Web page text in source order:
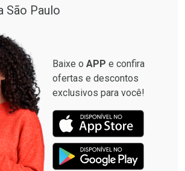
São Paulo
Baixe o APP e confira
ofertas e descontos
exclusivos para você!